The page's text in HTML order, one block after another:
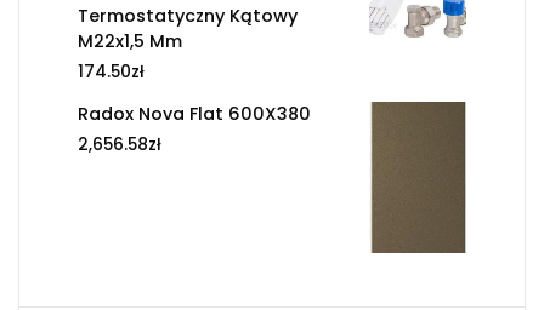
Termostatyczny Kątowy
M22x1,5 Mm
174.50zł
Radox Nova Flat 600X380
2,656.58zł